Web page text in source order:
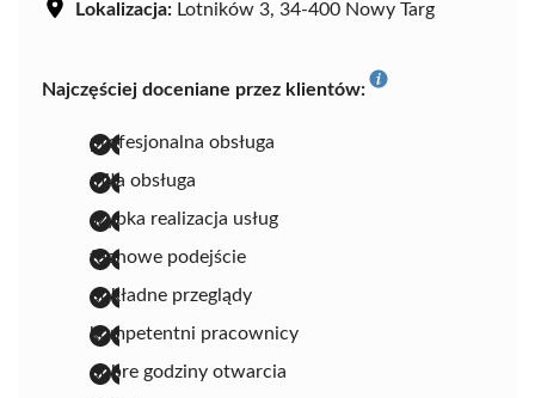
Lokalizacja: Lotników 3, 34-400 Nowy Targ
Najczęściej doceniane przez klientów:
profesjonalna obsługa
miła obsługa
szybka realizacja usług
fachowe podejście
dokładne przeglądy
kompetentni pracownicy
dobre godziny otwarcia